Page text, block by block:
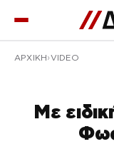
ΑΡΧΙΚΉ VIDEO
Με